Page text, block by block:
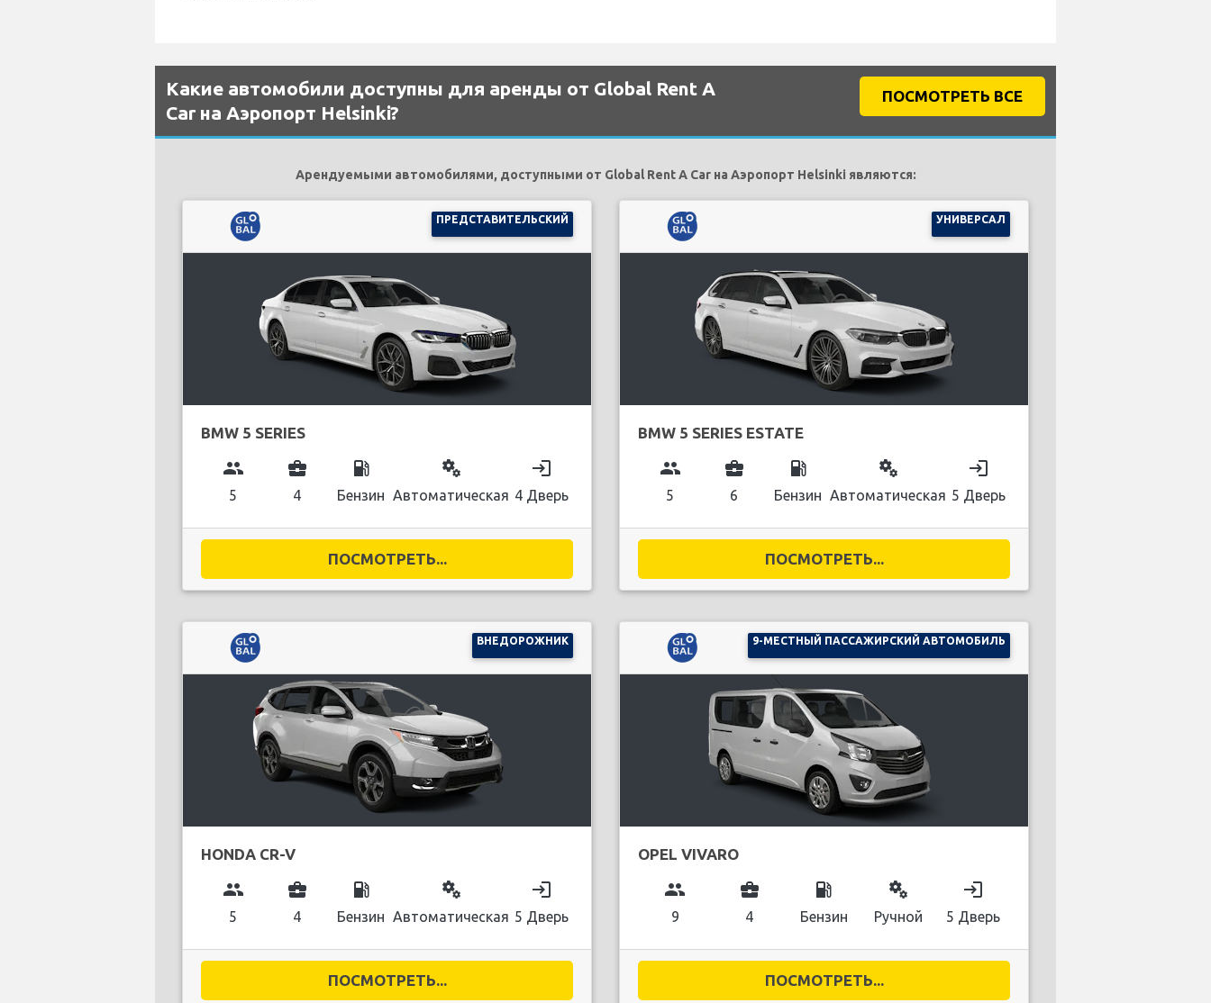
Какие автомобили доступны для аренды от Global Rent A
Car на Аэропорт Helsinki?
ПОСМОТРЕТЬ ВСЕ
Арендуемыми автомобилями, доступными от Global Rent A Car на Аэропорт Helsinki являются:
ПРЕДСТАВИТЕЛЬСКИЙ
BMW 5 SERIES
group
5
business_center
4
local_gas_station
Бензин
miscellaneous_services
Автоматическая
login
4 Дверь
ПОСМОТРЕТЬ...
УНИВЕРСАЛ
BMW 5 SERIES ESTATE
group
5
business_center
6
local_gas_station
Бензин
miscellaneous_services
Автоматическая
login
5 Дверь
ПОСМОТРЕТЬ...
ВНЕДОРОЖНИК
HONDA CR-V
group
5
business_center
4
local_gas_station
Бензин
miscellaneous_services
Автоматическая
login
5 Дверь
ПОСМОТРЕТЬ...
9-МЕСТНЫЙ ПАССАЖИРСКИЙ АВТОМОБИЛЬ
OPEL VIVARO
group
9
business_center
4
local_gas_station
Бензин
miscellaneous_services
Ручной
login
5 Дверь
ПОСМОТРЕТЬ...